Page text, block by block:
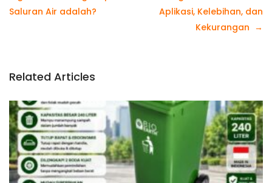
Saluran Air adalah?
Aplikasi, Kelebihan, dan
Kekurangan
Related Articles